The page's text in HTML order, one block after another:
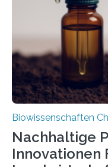
fossile Nachweis
stellt gleichzeitig den
Mückenlarve aus
Biowissenschaften
Nachhaltige
Innovationen